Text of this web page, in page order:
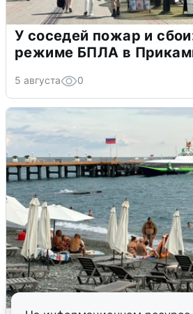
У соседей пожар и
режиме БПЛА в
5 августа 0